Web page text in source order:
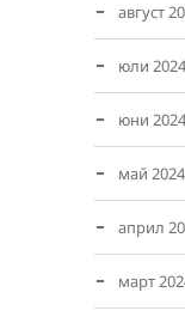
август
юли 2024
юни 2024
май 2024
април
март